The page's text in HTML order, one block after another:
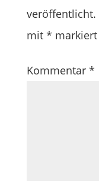
veröffentlicht.
mit * markiert
Kommentar *